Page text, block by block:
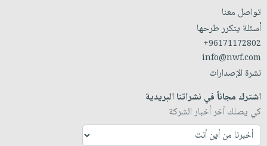
تواصل معنا
أسئلة يتكرر طرحها
+96171172802
info@nwf.com
نشرة الإصدارات
اشترك مجاناً في نشراتنا البريدية
كي يصلك آخر أخبار الشركة